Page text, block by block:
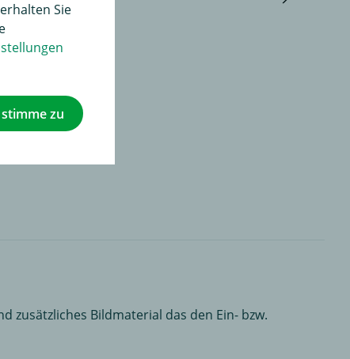
zusätzliches Bildmaterial das den Ein- bzw.
Sie
zu